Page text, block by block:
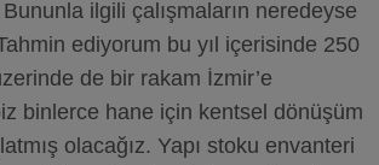
Bununla ilgili çalışmaların neredeyse
ediyorum bu yıl içerisinde 250
de bir rakam İzmir’e
binlerce hane için kentsel dönüşüm
olacağız. Yapı stoku envanteri